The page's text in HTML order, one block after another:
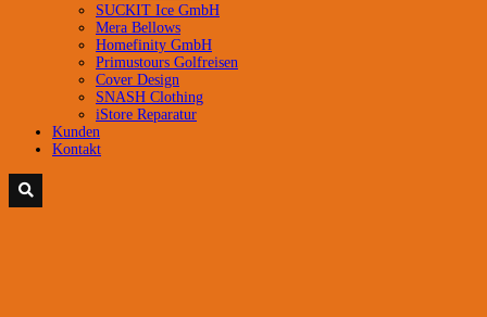
SUCKIT Ice GmbH
Mera Bellows
Homefinity GmbH
Primustours Golfreisen
Cover Design
SNASH Clothing
iStore Reparatur
Kunden
Kontakt